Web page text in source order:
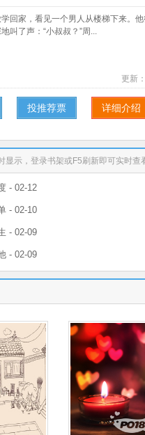
家，看见一个男人从楼梯下来。他
叫了声：“小叔叔？”周...
更新：
投推荐票 详细介绍
显示，登录书架或F5刷新即可实时查
- 02-12
- 02-10
- 02-09
- 02-09